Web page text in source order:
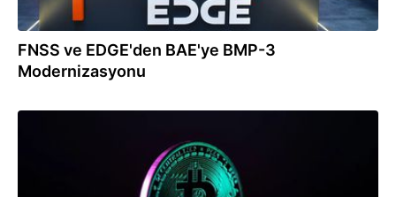
FNSS ve EDGE'den BAE'ye BMP-3
Modernizasyonu